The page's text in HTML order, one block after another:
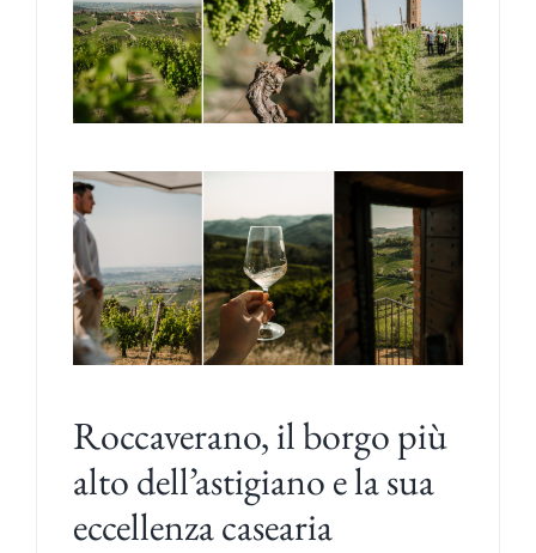
Roccaverano, il borgo più
alto dell’astigiano e la sua
eccellenza casearia